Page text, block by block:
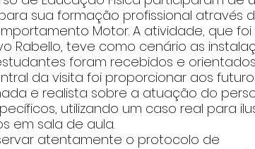
sua formação profissional através
Motor. A atividade, que foi
Rabello, teve como cenário as
foram recebidos e
da visita foi proporcionar aos
e realista sobre a atuação do
utilizando um caso real para
em sala de aula.
atentamente o protocolo de